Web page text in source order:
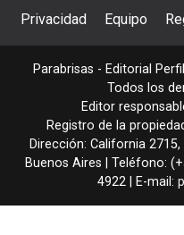
Privacidad Equipo
Parabrisas - Editorial
Todos los
Editor
Registro de la
Dirección: California 2715,
Buenos Aires | Teléfono:
4922 | E-mail: